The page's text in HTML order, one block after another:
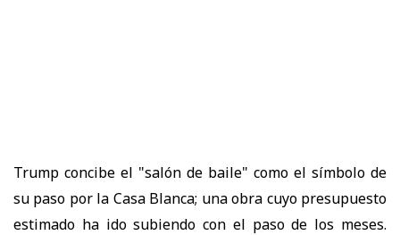
Trump concibe el "salón de baile" como el símbolo de
su paso por la Casa Blanca; una obra cuyo presupuesto
estimado ha ido subiendo con el paso de los meses.